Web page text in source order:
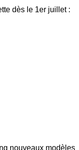
dès le 1er juillet :
nouveaux modèles